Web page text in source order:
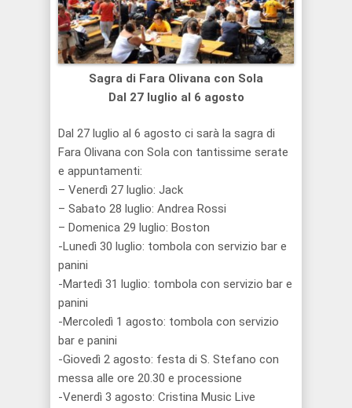
Sagra di Fara Olivana con Sola
Dal 27 luglio al 6 agosto
Dal 27 luglio al 6 agosto ci sarà la sagra di
Fara Olivana con Sola con tantissime serate
e appuntamenti:
– Venerdì 27 luglio: Jack
– Sabato 28 luglio: Andrea Rossi
– Domenica 29 luglio: Boston
-Lunedì 30 luglio: tombola con servizio bar e
panini
-Martedì 31 luglio: tombola con servizio bar e
panini
-Mercoledì 1 agosto: tombola con servizio
bar e panini
-Giovedì 2 agosto: festa di S. Stefano con
messa alle ore 20.30 e processione
-Venerdì 3 agosto: Cristina Music Live